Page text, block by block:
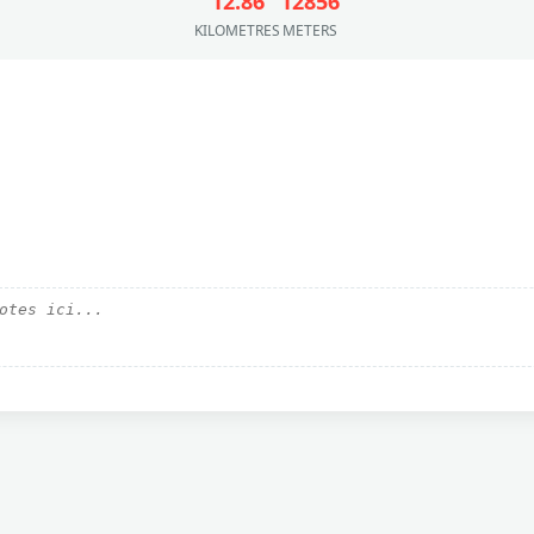
KILOMETRES METERS